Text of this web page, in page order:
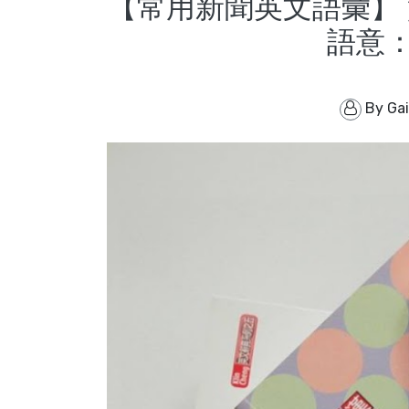
【常用新聞英文語彙
語意
By